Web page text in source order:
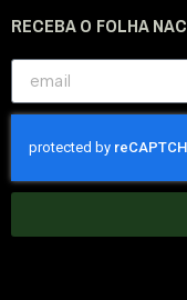
RECEBA O FOLHA